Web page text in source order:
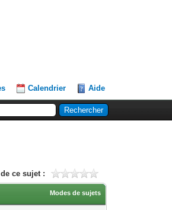
Calendrier Aide
de ce sujet :
Modes de sujets